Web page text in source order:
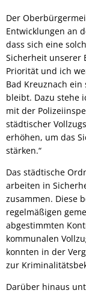
Der
Entwicklungen an
dass sich eine
Sicherheit unserer
Priorität und ich
Bad Kreuznach
bleibt. Dazu stehe
mit der
städtischer
erhöhen, um das
stärken.“
Das städtische
arbeiten in
zusammen. Diese
regelmäßigen
abgestimmten
kommunalen
konnten in der
zur
Darüber hinaus